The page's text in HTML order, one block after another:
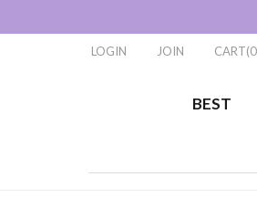
LOGIN JOIN
BEST